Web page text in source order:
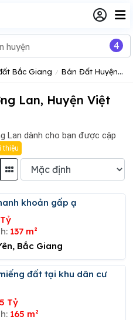
Bắc Giang Bán Đất Huyện Việt Yên
Lan, Huyện Việt
Lan dành cho bạn được cập
thiệu
khoản gấp ạ
137 m²
Bắc Giang
Tỷ
165 m²
4